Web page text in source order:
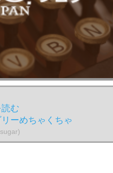
む
ーめちゃくちゃ